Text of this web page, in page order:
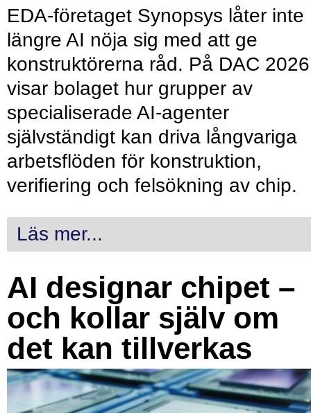
EDA-företaget Synopsys låter inte
längre AI nöja sig med att ge
konstruktörerna råd. På DAC 2026
visar bolaget hur grupper av
specialiserade AI-agenter
självständigt kan driva långvariga
arbetsflöden för konstruktion,
verifiering och felsökning av chip.
Läs mer...
AI designar chipet –
och kollar själv om
det kan tillverkas